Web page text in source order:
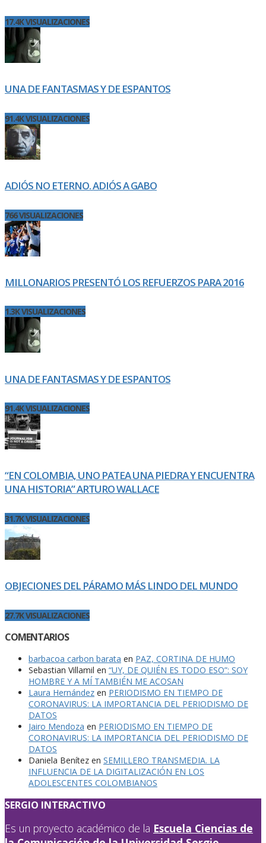
17.4K VISUALIZACIONES
UNA DE FANTASMAS Y DE ESPANTOS
91.4K VISUALIZACIONES
ADIÓS NO ETERNO. ADIÓS A GABO
766 VISUALIZACIONES
MILLONARIOS PRESENTÓ LOS REFUERZOS PARA 2016
1.3K VISUALIZACIONES
UNA DE FANTASMAS Y DE ESPANTOS
91.4K VISUALIZACIONES
“EN COLOMBIA, UNO PATEA UNA PIEDRA Y ENCUENTRA
UNA HISTORIA” ARTURO WALLACE
31.7K VISUALIZACIONES
OBJECIONES DEL PÁRAMO MÁS LINDO DEL MUNDO
27.7K VISUALIZACIONES
COMENTARIOS
barbacoa carbon barata en PAZ, CORTINA DE HUMO
Sebastian Villamil en “UY, DE QUIÉN ES TODO ESO”: SOY
HOMBRE Y A MÍ TAMBIÉN ME ACOSAN
Laura Hernández en PERIODISMO EN TIEMPO DE
CORONAVIRUS: LA IMPORTANCIA DEL PERIODISMO DE
DATOS
Jairo Mendoza en PERIODISMO EN TIEMPO DE
CORONAVIRUS: LA IMPORTANCIA DEL PERIODISMO DE
DATOS
Daniela Benítez en SEMILLERO TRANSMEDIA. LA
INFLUENCIA DE LA DIGITALIZACIÓN EN LOS
ADOLESCENTES COLOMBIANOS
SERGIO INTERACTIVO
Es un proyecto académico de la Escuela Ciencias de